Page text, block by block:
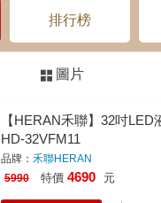
排行榜
圖片
【HERAN禾聯】32吋LED
HD-32VFM11
品牌： 禾聯HERAN
5990
特價 4690 元